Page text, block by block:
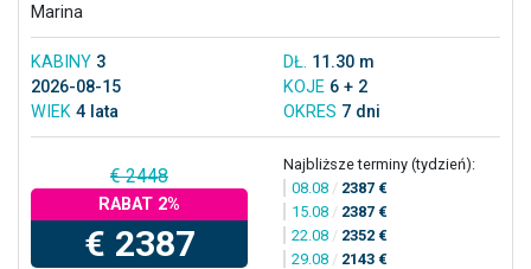
Marina
KABINY 3 DŁ. 11.30 m
2026-08-15
KOJE 6 + 2
WIEK 4 lata OKRES 7 dni
€ 2448
RABAT 2%
€ 2387
Najbliższe terminy (tydzień):
08.08 / 2387 €
15.08 / 2387 €
22.08 / 2352 €
29.08 / 2143 €